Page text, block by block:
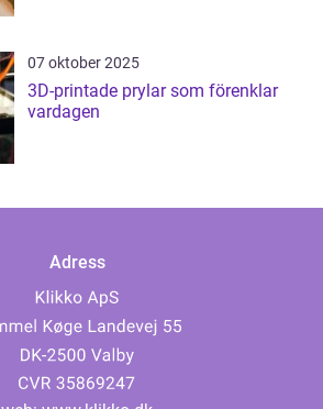
07 oktober 2025
3D-printade prylar som förenklar
vardagen
Adress